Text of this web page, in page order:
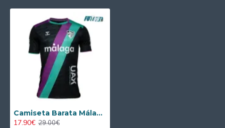
Camiseta Barata Málaga CF Away 2025/2026 con Parche La Liga
17.90€ 29.00€